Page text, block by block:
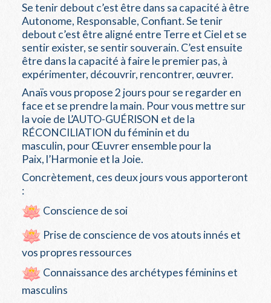
Se tenir debout c’est être dans sa capacité à être
Autonome, Responsable, Confiant. Se tenir
debout c’est être aligné entre Terre et Ciel et se
sentir exister, se sentir souverain. C’est ensuite
être dans la capacité à faire le premier pas, à
expérimenter, découvrir, rencontrer, œuvrer.
Anaïs vous propose 2 jours pour se regarder en
face et se prendre la main. Pour vous mettre sur
la voie de L’AUTO-GUÉRISON et de la
RÉCONCILIATION du féminin et du
masculin, pour Œuvrer ensemble pour la
Paix, l’Harmonie et la Joie.
Concrètement, ces deux jours vous apporteront
:
Conscience de soi
Prise de conscience de vos atouts innés et
vos propres ressources
Connaissance des archétypes féminins et
masculins